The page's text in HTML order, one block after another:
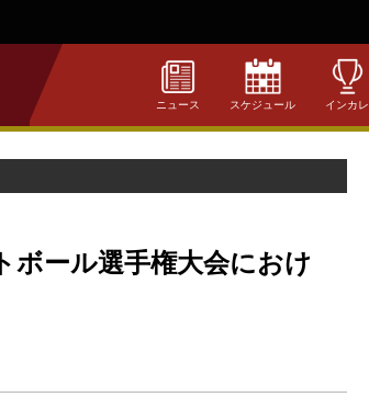
ニュース スケジュール インカレ
ボール選手権大会におけ